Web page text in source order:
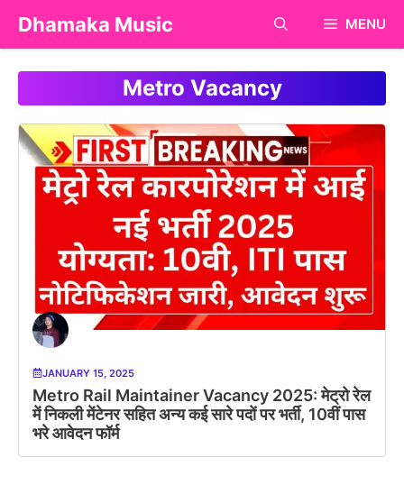
Skip
content
Dhamaka Music MENU
Metro Vacancy
JANUARY 15, 2025
Metro Rail Maintainer Vacancy 2025: मेट्रो रेल
में निकली मेंटेनर सहित अन्य कई सारे पदों पर भर्ती, 10वीं पास
भरे आवेदन फॉर्म